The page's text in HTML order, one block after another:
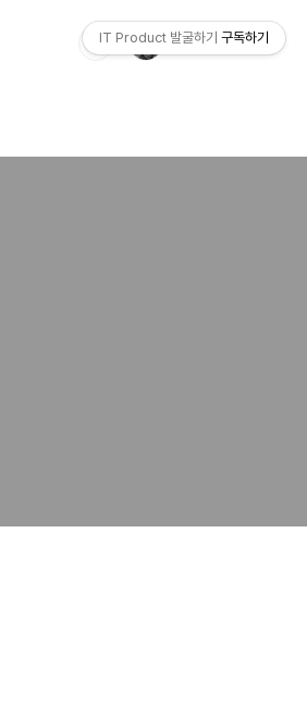
IT Product 발굴하기 구독하기